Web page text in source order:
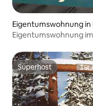
Eigentumswohnung in
Eigentumswohnung
Superhost
Superhost